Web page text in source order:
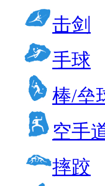
击剑
手球
棒/垒
空手
摔跤